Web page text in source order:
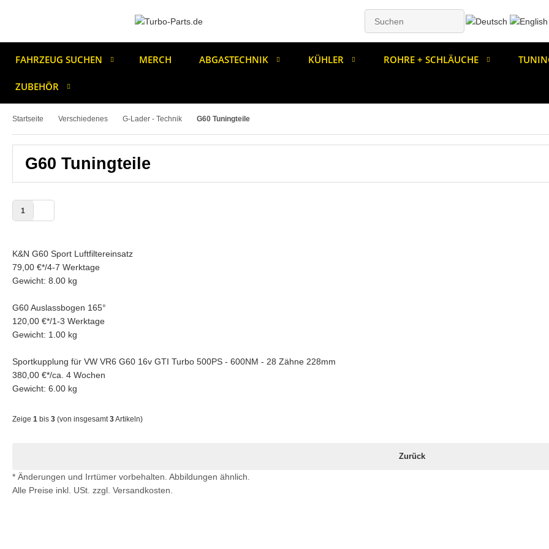
FAHRZEUG SUCHEN MERCH ABGASTECHNIK KÜHLER ROHRE + SCHLÄUCHE
ZUBEHÖR
Startseite Verschiedenes G-Lader - Technik G60 Tuningteile
G60 Tuningteile
1
K&N G60 Sport Luftfiltereinsatz
79,00 €*/4-7 Werktage
Gewicht: 8.00 kg
G60 Auslassbogen 165°
120,00 €*/1-3 Werktage
Gewicht: 1.00 kg
Sportkupplung für VW VR6 G60 16v GTI Turbo 500PS - 600NM - 28 Zähne 228mm
380,00 €*/ca. 4 Wochen
Gewicht: 6.00 kg
Zeige 1 bis 3 (von insgesamt3Artikeln)
Zurück
* Änderungen und Irrtümer vorbehalten. Abbildungen ähnlich.
Alle Preise inkl. USt. zzgl. Versandkosten.